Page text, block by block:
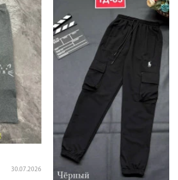
30.07.2026